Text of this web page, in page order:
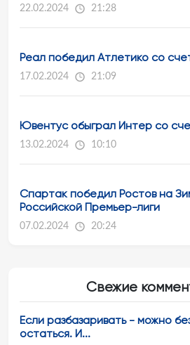
22.02.2024 21:28
Реал победил Атлетико со
17.02.2024 21:09
Ювентус обыграл Интер со
13.02.2024 10:10
Спартак победил Ростов на
Российской Премьер-лиги
07.02.2024 20:24
Свежие
Если разбазаривать - можно
остаться. И...